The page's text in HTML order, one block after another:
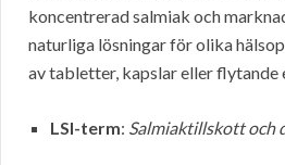
koncentrerad salmiak och
naturliga lösningar för olika
av tabletter, kapslar eller flytande
LSI-term: Salmiaktillskott och